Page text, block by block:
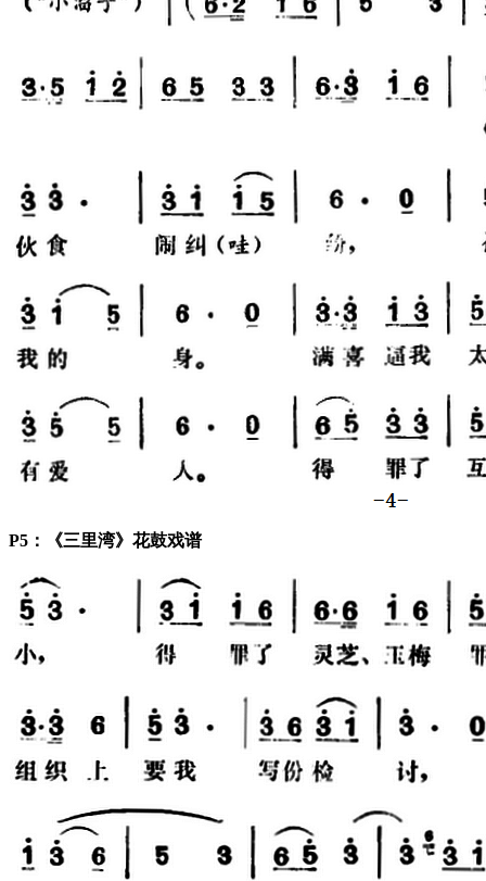
P5：《三里湾》花鼓戏谱